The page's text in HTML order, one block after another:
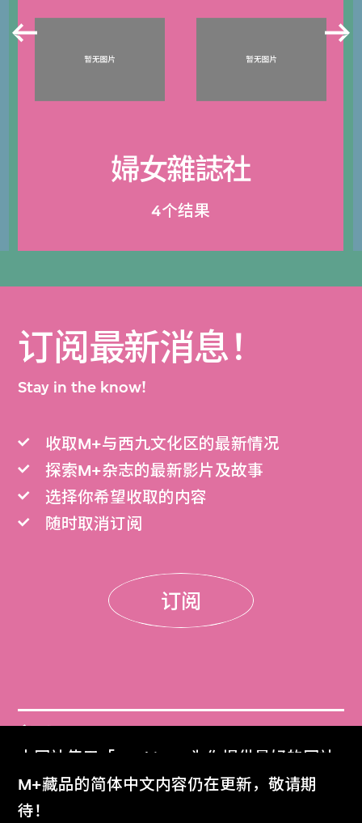
本网站使用「Cookies」为你提供最好的网站
体验。
了解更多
M+藏品的简体中文内容仍在更新，敬请期
待！
婦女雜誌社
4个结果
订阅最新消息！
Stay in the know!
收取M+与西九文化区的最新情况
探索M+杂志的最新影片及故事
选择你希望收取的内容
随时取消订阅
订阅
门票
Get Tickets